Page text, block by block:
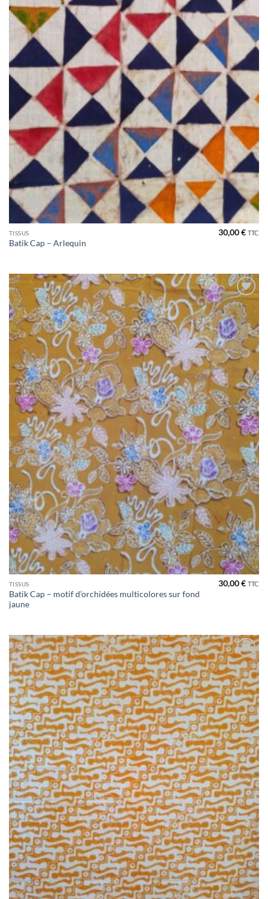
TISSUS
Batik Cap – Arlequin
30,00€ TTC
Ajouter
à la liste
de
souhaits
TISSUS
Batik Cap – motif d’orchidées multicolores sur fond
jaune
30,00€ TTC
Ajouter
à la liste
de
souhaits